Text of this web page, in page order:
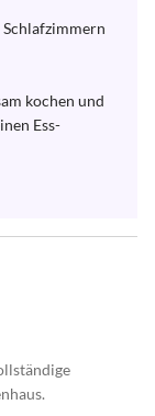
kochen und
Ess-